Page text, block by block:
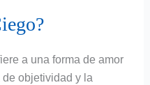
a una forma de amor
objetividad y la